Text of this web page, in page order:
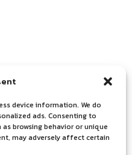
device information. We do
ads. Consenting to
browsing behavior or unique
may adversely affect certain